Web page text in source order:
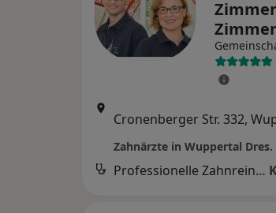
Professionelle Zahnreinigung (Prophylaxe)